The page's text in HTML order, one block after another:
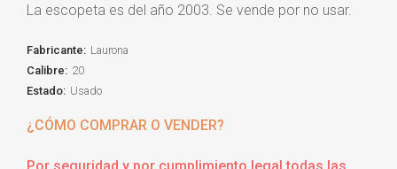
La escopeta es del año 2003. Se vende por no usar.
Fabricante: Laurona
Calibre: 20
Estado: Usado
¿CÓMO COMPRAR O VENDER?